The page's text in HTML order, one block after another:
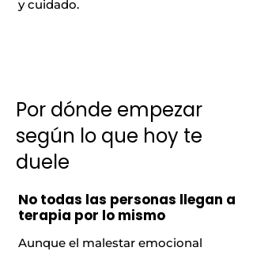
y cuidado.
Por dónde empezar
según lo que hoy te
duele
No todas las personas llegan a
terapia por lo mismo
Aunque el malestar emocional